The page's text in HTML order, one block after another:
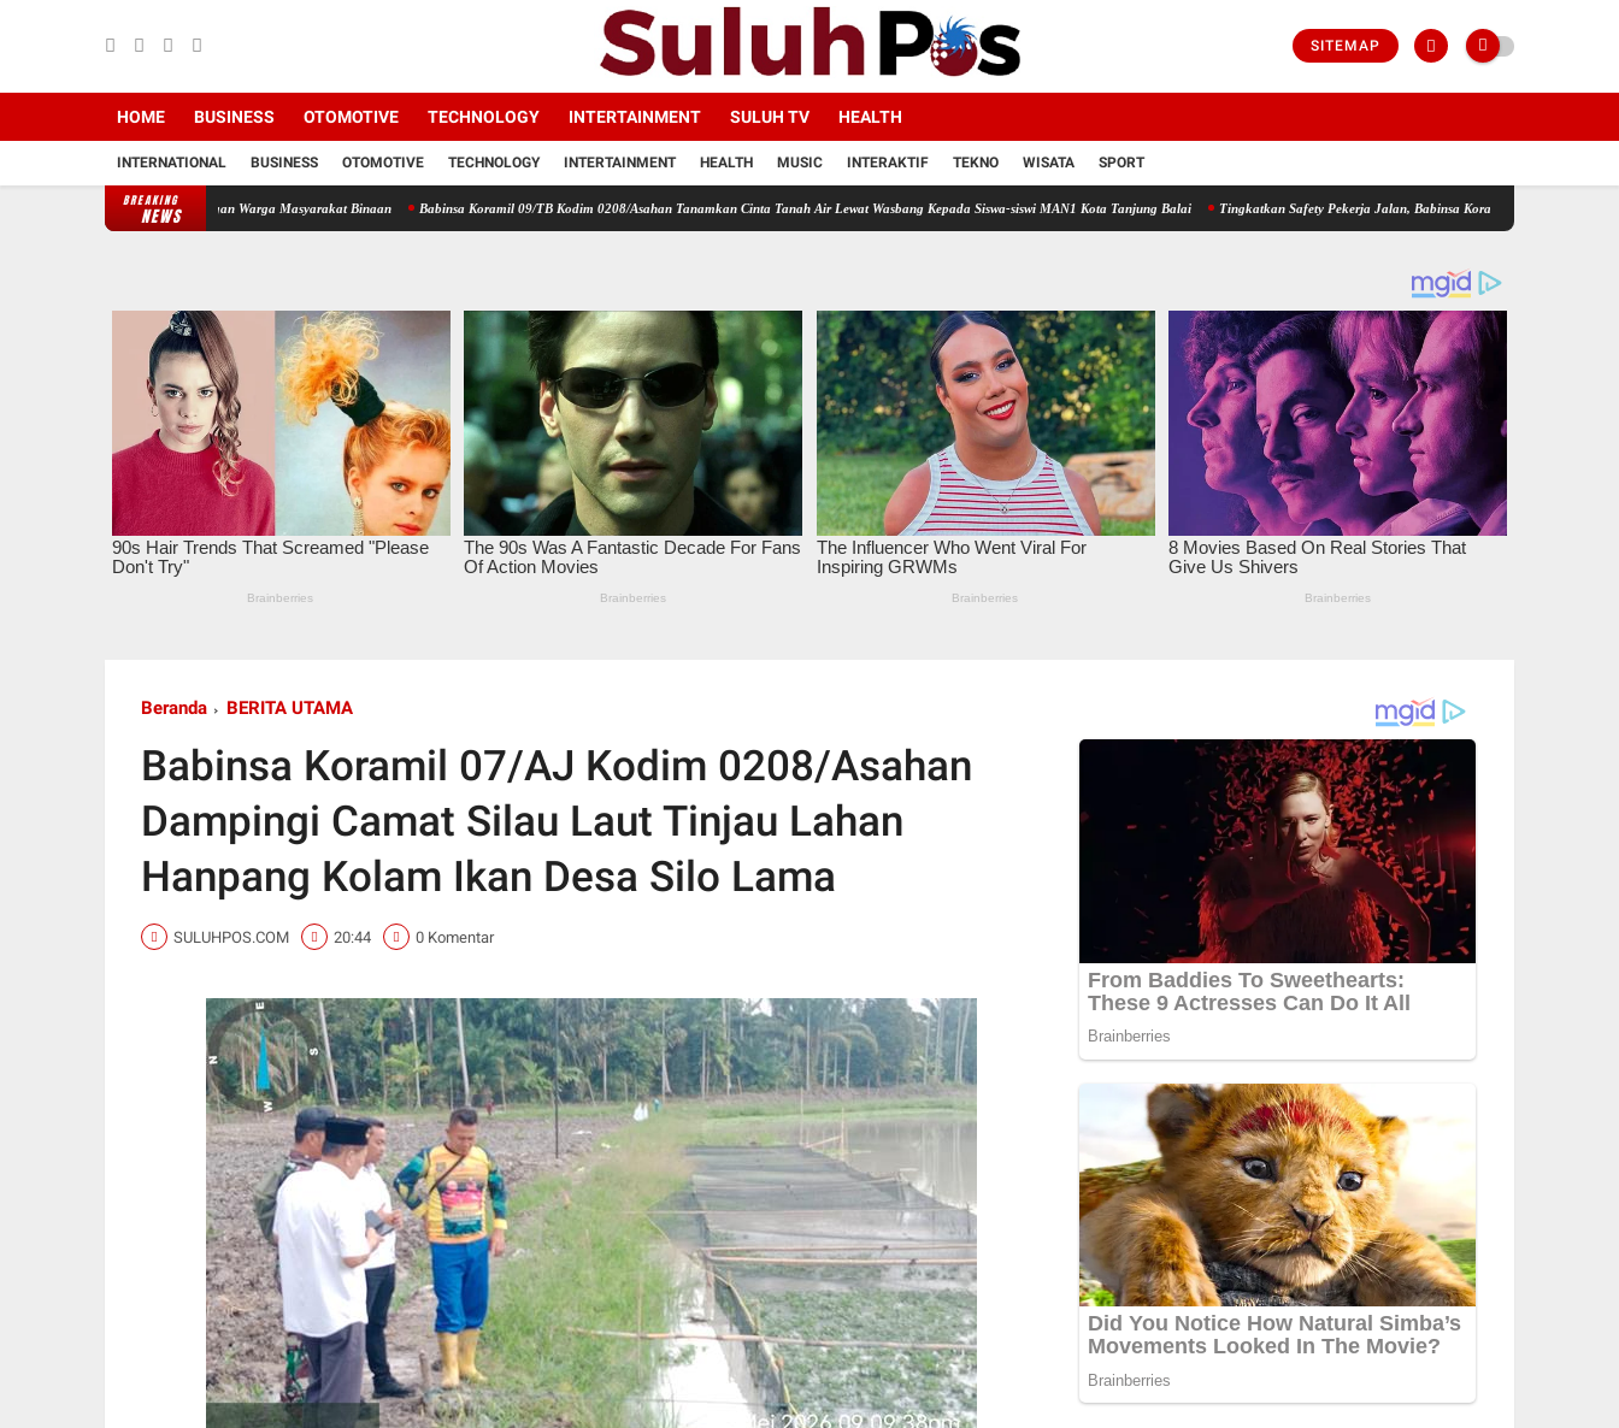
SITEMAP
HOME BUSINESS OTOMOTIVE TECHNOLOGY INTERTAINMENT SULUH TV HEALTH
INTERNATIONAL BUSINESS OTOMOTIVE TECHNOLOGY INTERTAINMENT HEALTH MUSIC INTERAKTIF TEKNO WISATA SPORT
BREAKING
NEWS
Lewat Komsos Dengan Warga Masyarakat Binaan Babinsa Koramil 09/TB Kodim 0208/Asahan Tanamkan Cinta Tanah Air Lewat Wasbang Kepada Siswa-siswi MAN1 Kota Tanjung Balai Tingkatkan Safety Pekerja Jalan, Babinsa Koramil 17/DB Kodim 0208/Asahan
Beranda BERITA UTAMA
Babinsa Koramil 07/AJ Kodim 0208/Asahan
Dampingi Camat Silau Laut Tinjau Lahan
Hanpang Kolam Ikan Desa Silo Lama
SULUHPOS.COM 20:44 0 Komentar